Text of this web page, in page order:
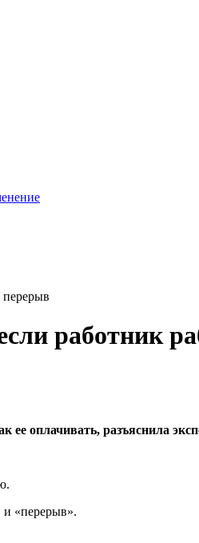
перерыв
работник
ее оплачивать,
и «перерыв».